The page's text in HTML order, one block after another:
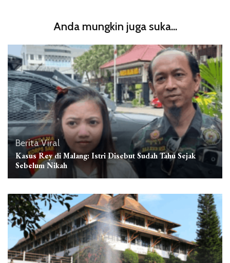
Anda mungkin juga suka...
Berita Viral
Kasus Rey di Malang: Istri Disebut Sudah Tahu Sejak
Sebelum Nikah